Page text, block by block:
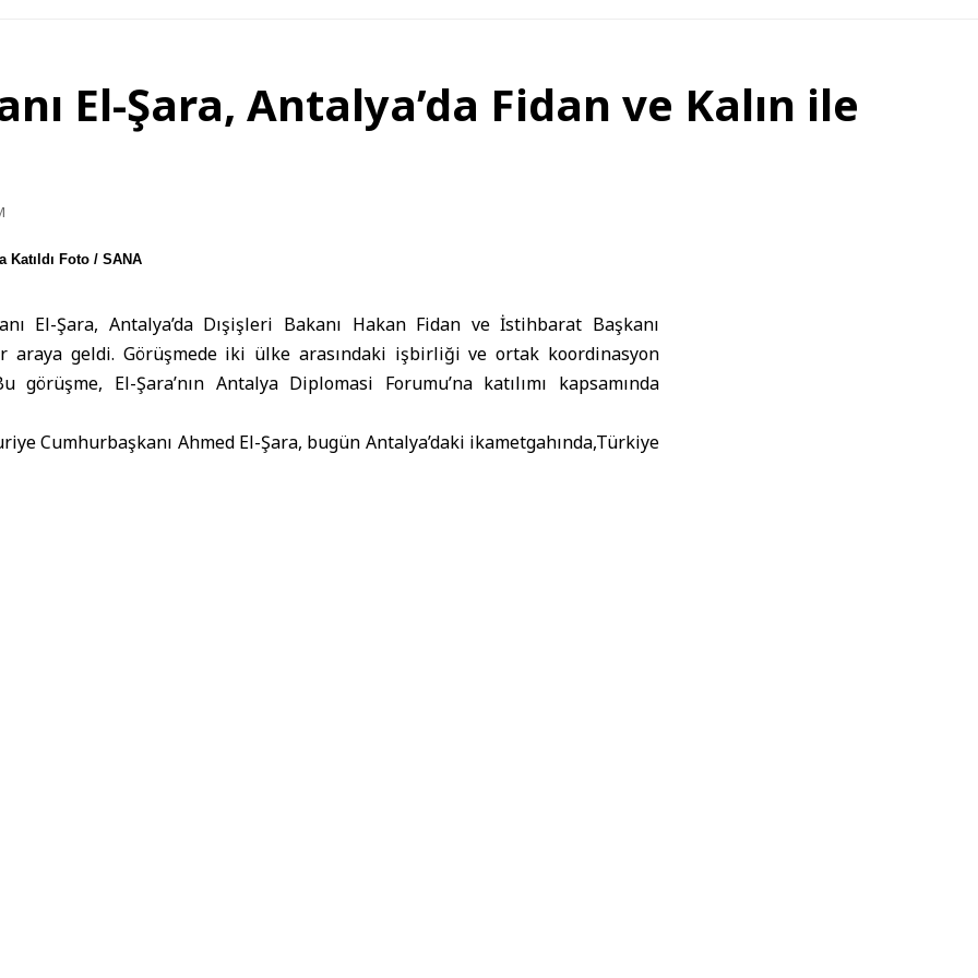
El-Şara, Antalya’da Fidan ve Kalın ile
Katıldı Foto / SANA
El-Şara, Antalya’da Dışişleri Bakanı Hakan Fidan ve İstihbarat Başkanı
araya geldi. Görüşmede iki ülke arasındaki işbirliği ve ortak koordinasyon
görüşme, El-Şara’nın Antalya Diplomasi Forumu’na katılımı kapsamında
Cumhurbaşkanı Ahmed El-Şara, bugün Antalya’daki ikametgahında,Türkiye